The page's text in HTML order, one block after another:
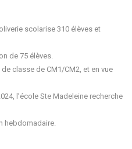
scolarise 310 élèves et
de 75 élèves.
de classe de CM1/CM2, et en vue
l’école Ste Madeleine recherche
hebdomadaire.